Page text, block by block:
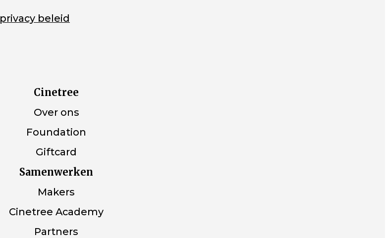
privacy beleid
Cinetree
Over ons
Foundation
Giftcard
Samenwerken
Makers
Cinetree Academy
Partners